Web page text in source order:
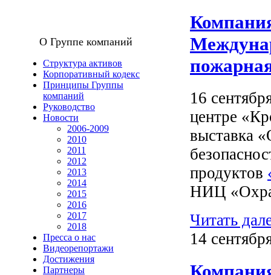
О Группе компаний
Структура активов
Корпоративный кодекс
Принципы Группы
компаний
Руководство
Новости
2006-2009
2010
2011
2012
2013
2014
2015
2016
2017
2018
Пресса о нас
Видеорепортажи
Достижения
Партнеры
16
центре
выставка
продуктов
НИЦ
Читать
14